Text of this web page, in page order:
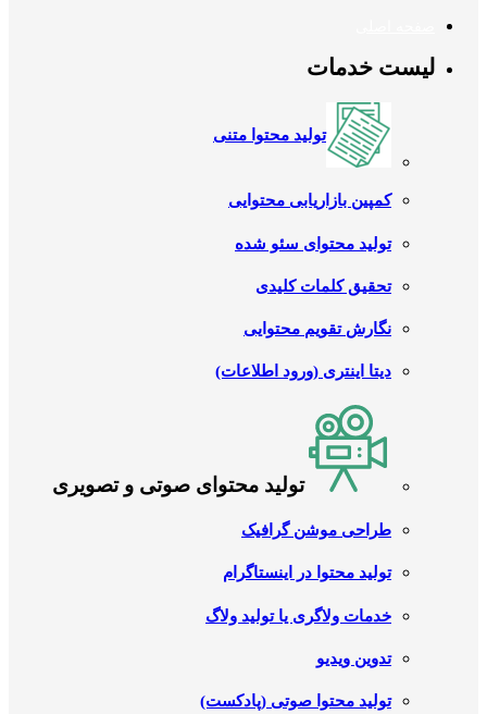
لیست خدمات
تولید محتوا متنی
کمپین بازاریابی محتوایی
تولید محتوای سئو شده
تحقیق کلمات کلیدی
نگارش تقویم محتوایی
دیتا اینتری (ورود اطلاعات)
تولید محتوای صوتی و تصویری
طراحی موشن گرافیک
تولید محتوا در اینستاگرام
خدمات ولاگری یا تولید ولاگ
تدوین ویدیو
تولید محتوا صوتی (پادکست)